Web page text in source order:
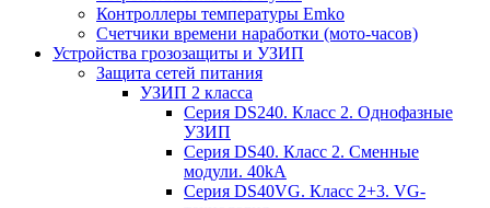
Контроллеры температуры Emko
Счетчики времени наработки (мото-часов)
Устройства грозозащиты и УЗИП
Защита сетей питания
УЗИП 2 класса
Серия DS240. Класс 2. Однофазные
УЗИП
Серия DS40. Класс 2. Сменные
модули. 40kA
Серия DS40VG. Класс 2+3. VG-